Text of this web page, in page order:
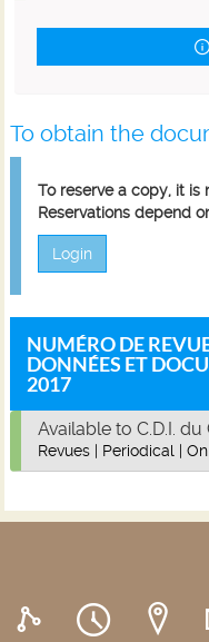
To obtain the
To reserve a copy, it
Reservations depend
Login
NUMÉRO DE
DONNÉES ET
2017
Available to C.D.I. du
Revues | Periodical |